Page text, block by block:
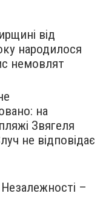
від
народилося
немовлят
на
Звягеля
не відповідає
Незалежності –